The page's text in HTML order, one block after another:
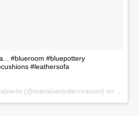
#blueroom #bluepottery
#leathersofa
A post shared by Marabierto (@marabiertodecoracion) on
Nov